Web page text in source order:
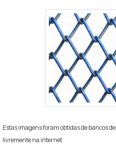
Estas imagens foram obtidas de bancos
livremente na internet